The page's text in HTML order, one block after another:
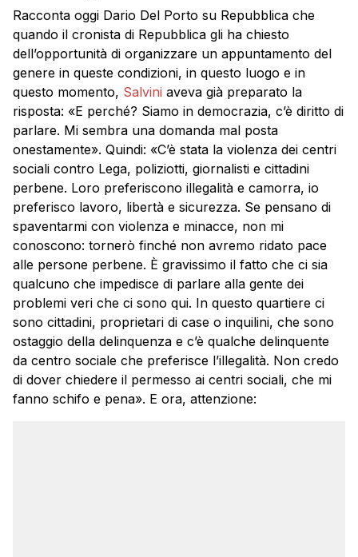
Racconta oggi Dario Del Porto su Repubblica che
quando il cronista di Repubblica gli ha chiesto
dell’opportunità di organizzare un appuntamento del
genere in queste condizioni, in questo luogo e in
questo momento, Salvini aveva già preparato la
risposta: «E perché? Siamo in democrazia, c’è diritto di
parlare. Mi sembra una domanda mal posta
onestamente». Quindi: «C’è stata la violenza dei centri
sociali contro Lega, poliziotti, giornalisti e cittadini
perbene. Loro preferiscono illegalità e camorra, io
preferisco lavoro, libertà e sicurezza. Se pensano di
spaventarmi con violenza e minacce, non mi
conoscono: tornerò finché non avremo ridato pace
alle persone perbene. È gravissimo il fatto che ci sia
qualcuno che impedisce di parlare alla gente dei
problemi veri che ci sono qui. In questo quartiere ci
sono cittadini, proprietari di case o inquilini, che sono
ostaggio della delinquenza e c’è qualche delinquente
da centro sociale che preferisce l’illegalità. Non credo
di dover chiedere il permesso ai centri sociali, che mi
fanno schifo e pena». E ora, attenzione: